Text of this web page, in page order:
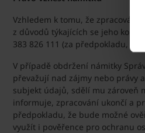
Vzhledem k tomu, že zpracování
z důvodů týkajících se jeho
383 826 111 (za předpokladu,
V případě obdržení námitky
převažují nad zájmy nebo právy
subjekt údajů, sdělí mu zároveň
informuje, zpracování ukončí a
předpokladu, že bude možné
využít i pověřence pro ochranu